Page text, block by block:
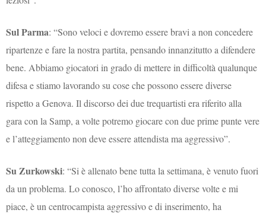
Sul Parma: “Sono veloci e dovremo essere bravi a non concedere
ripartenze e fare la nostra partita, pensando innanzitutto a difendere
bene. Abbiamo giocatori in grado di mettere in difficoltà qualunque
difesa e stiamo lavorando su cose che possono essere diverse
rispetto a Genova. Il discorso dei due trequartisti era riferito alla
gara con la Samp, a volte potremo giocare con due prime punte vere
e l’atteggiamento non deve essere attendista ma aggressivo”.
Su Zurkowski: “Si è allenato bene tutta la settimana, è venuto fuori
da un problema. Lo conosco, l’ho affrontato diverse volte e mi
piace, è un centrocampista aggressivo e di inserimento, ha